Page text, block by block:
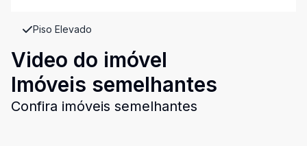
Piso Elevado
Video do imóvel
Imóveis semelhantes
Confira imóveis semelhantes